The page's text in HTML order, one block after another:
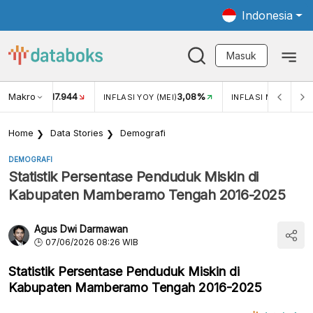
Indonesia
Masuk
Makro
USD/IDR 17.944 INFLASI YOY (MEI)3,08% INFLASI MOM (MEI)
Home Data Stories Demografi
DEMOGRAFI
Statistik Persentase Penduduk Miskin di
Kabupaten Mamberamo Tengah 2016-2025
Agus Dwi Darmawan
07/06/2026 08:26 WIB
Statistik Persentase Penduduk Miskin di
Kabupaten Mamberamo Tengah 2016-2025